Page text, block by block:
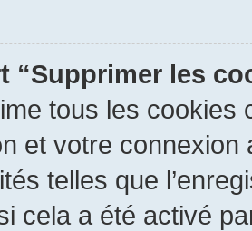
“Supprimer les
tous les cookies
et votre
telles que
cela a été activé